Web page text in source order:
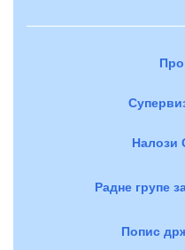
Налози
Радне групе
Попис